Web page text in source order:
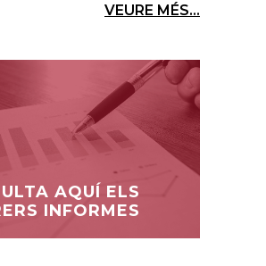
VEURE MÉS...
AQUÍ ELS
INFORMES